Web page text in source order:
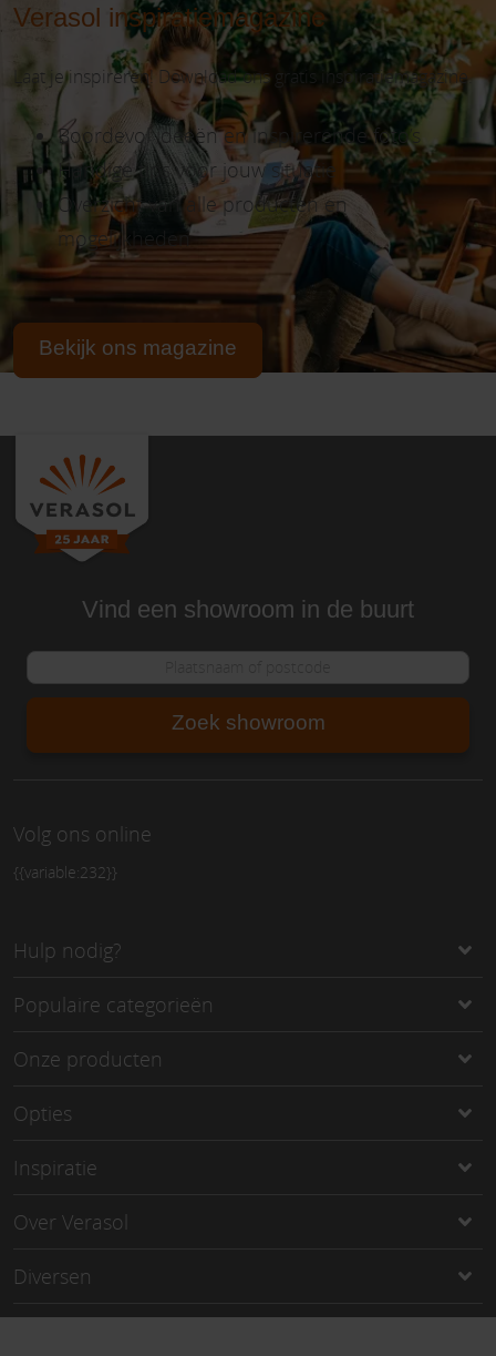
Verasol inspiratiemagazine
Laat je inspireren! Download ons gratis inspiratiemagazine.
Boordevol ideeën en inspirerende foto’s
Handige tips voor jouw situatie
Overzicht van alle producten en
mogelijkheden
Bekijk ons magazine
Vind een showroom in de buurt
Zoek showroom
Volg ons online
{{variable:232}}
Hulp nodig?
Populaire categorieën
Onze producten
Opties
Inspiratie
Over Verasol
Diversen